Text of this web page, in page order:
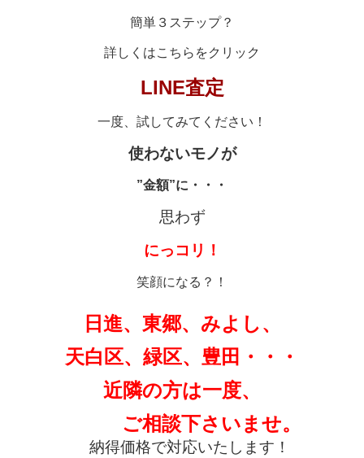
簡単３ステップ？
詳しくはこちらをクリック
LINE査定
一度、試してみてください！
使わないモノが
”金額”に・・・
思わず
にっコリ！
笑顔になる？！
日進、東郷、みよし、
天白区、緑区、豊田・・・
近隣の方は一度、
ご相談下さいませ。
納得価格で対応いたします！